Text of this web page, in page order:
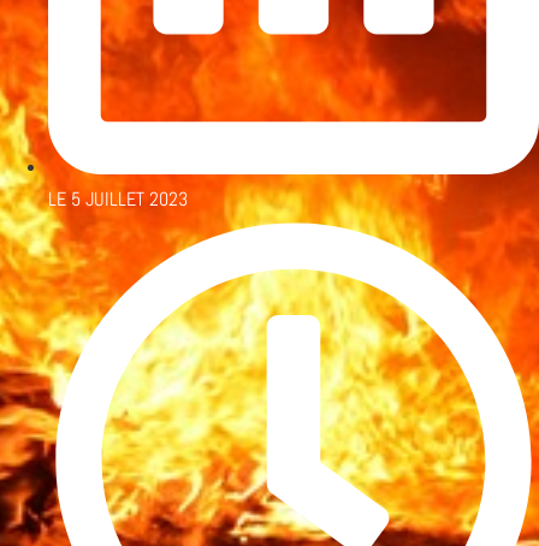
LE5 JUILLET 2023